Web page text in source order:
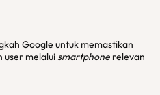
Google untuk memastikan
user melalui smartphone relevan